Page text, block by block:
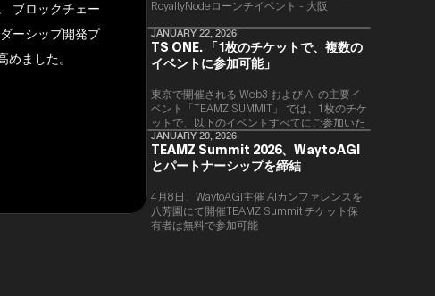
ブロックチェー
ーシップ開発プ
ました。
RoyaltyNodeローンチイベント - 大阪
JANUARY 22, 2026
TS ONE. 「1枚のチケットで、複数の
イベントに参加可能」
東京で開催される Web3 および AI の主要イ
ベント「TEAMZ SUMMIT」 では、1枚のチケ
ットで、以下のイベントすべてにご参加いた
だけます。
JANUARY 20, 2026
TEAMZ Summit 2026、WaytoAGI
とパートナーシップを締結
4月8日、WaytoAGI主催 AIカンファレンスを
八芳園にて開催TEAMZ Summit チケット保
有者は無料で参加可能